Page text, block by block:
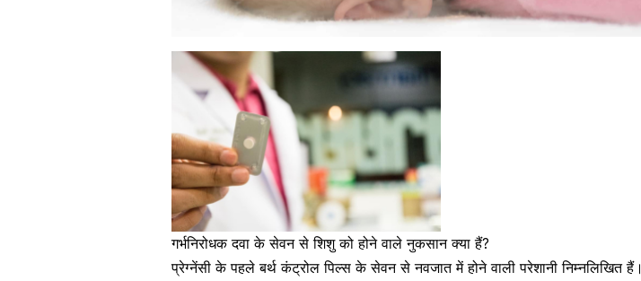
गर्भनिरोधक दवा के सेवन से शिशु को होने वाले नुकसान क्या हैं?
प्रेग्नेंसी के पहले बर्थ कंट्रोल पिल्स के सेवन से नवजात में होने वाली परेशानी निम्नलिखित हैं।